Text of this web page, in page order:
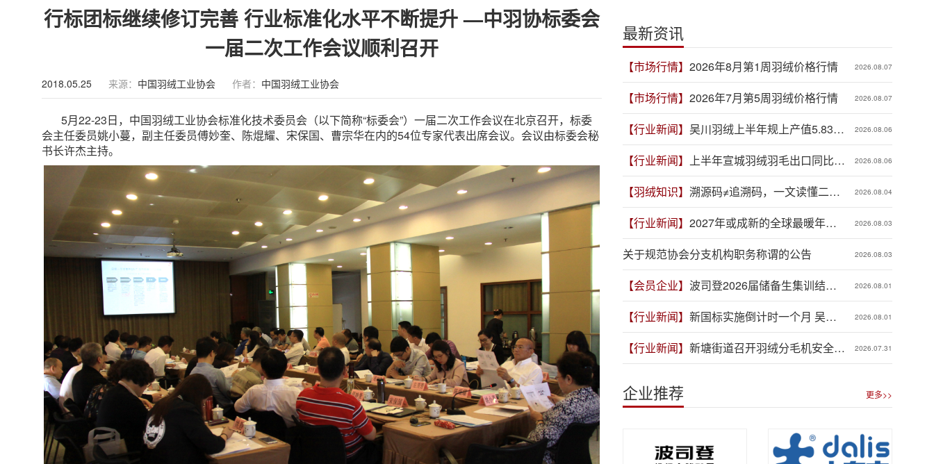
行标团标继续修订完善 行业标准化水平不断提升 —中羽协标委会
一届二次工作会议顺利召开
2018.05.25 来源： 中国羽绒工业协会 作者： 中国羽绒工业协会
5月22-23日，中国羽绒工业协会标准化技术委员会（以下简称“标委会”）一届二次工作会议在北京召开，标委
会主任委员姚小蔓，副主任委员傅妙奎、陈焜耀、宋保国、曹宗华在内的54位专家代表出席会议。会议由标委会秘
书长许杰主持。
最新资讯
【市场行情】 2026年8月第1周羽绒价格行情 2026.08.07
【市场行情】 2026年7月第5周羽绒价格行情 2026.08.07
【行业新闻】 吴川羽绒上半年规上产值5.83亿
元，同比增长19.3%
2026.08.06
【行业新闻】 上半年宣城羽绒羽毛出口同比增
长41.9%
2026.08.06
【羽绒知识】 溯源码≠追溯码，一文读懂二者
区别
2026.08.04
【行业新闻】 2027年或成新的全球最暖年
份，对羽绒产业有何影响？
2026.08.03
关于规范协会分支机构职务称谓的公告 2026.08.03
【会员企业】 波司登2026届储备生集训结
营，青春力量赋能品牌新程
2026.08.01
【行业新闻】 新国标实施倒计时一个月 吴川
羽绒企业集体“抢跑”新规
2026.08.01
【行业新闻】 新塘街道召开羽绒分毛机安全生
产专项整治推进会
2026.07.31
企业推荐 更多>>